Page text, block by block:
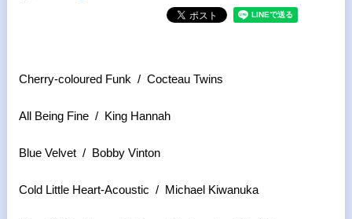
Cherry-coloured Funk / Cocteau Twins
All Being Fine / King Hannah
Blue Velvet / Bobby Vinton
Cold Little Heart-Acoustic / Michael Kiwanuka